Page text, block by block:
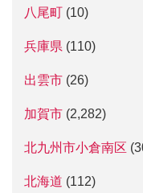
八尾町 (10)
兵庫県 (110)
出雲市 (26)
加賀市 (2,282)
北九州市小倉南区
北海道 (112)